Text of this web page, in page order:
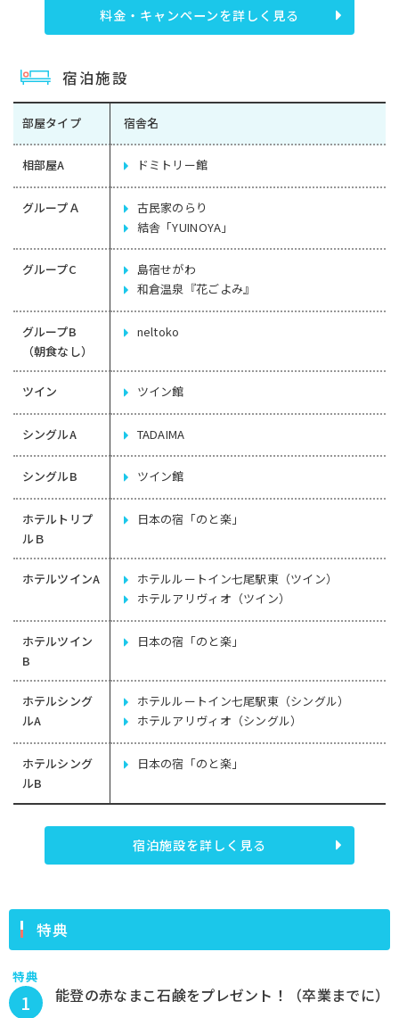
料金・キャンペーンを詳しく見る
宿泊施設
部屋タイプ 宿舎名
相部屋A ドミトリー館
グループＡ
古民家のらり
結舎「YUINOYA」
グループC
島宿せがわ
和倉温泉『花ごよみ』
グループB
（朝食なし）
neltoko
ツイン ツイン館
シングルA TADAIMA
シングルB ツイン館
ホテルトリプ
ルＢ
日本の宿「のと楽」
ホテルツインA
ホテルルートイン七尾駅東（ツイン）
ホテルアリヴィオ（ツイン）
ホテルツイン
B
日本の宿「のと楽」
ホテルシング
ルA
ホテルルートイン七尾駅東（シングル）
ホテルアリヴィオ（シングル）
ホテルシング
ルB
日本の宿「のと楽」
宿泊施設を詳しく見る
特典
特典
1 能登の赤なまこ石鹸をプレゼント！（卒業までに）